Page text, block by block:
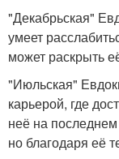
"Декабрьская"
умеет
может раскрыть
"Июльская"
карьерой, где
неё на
но благодаря её